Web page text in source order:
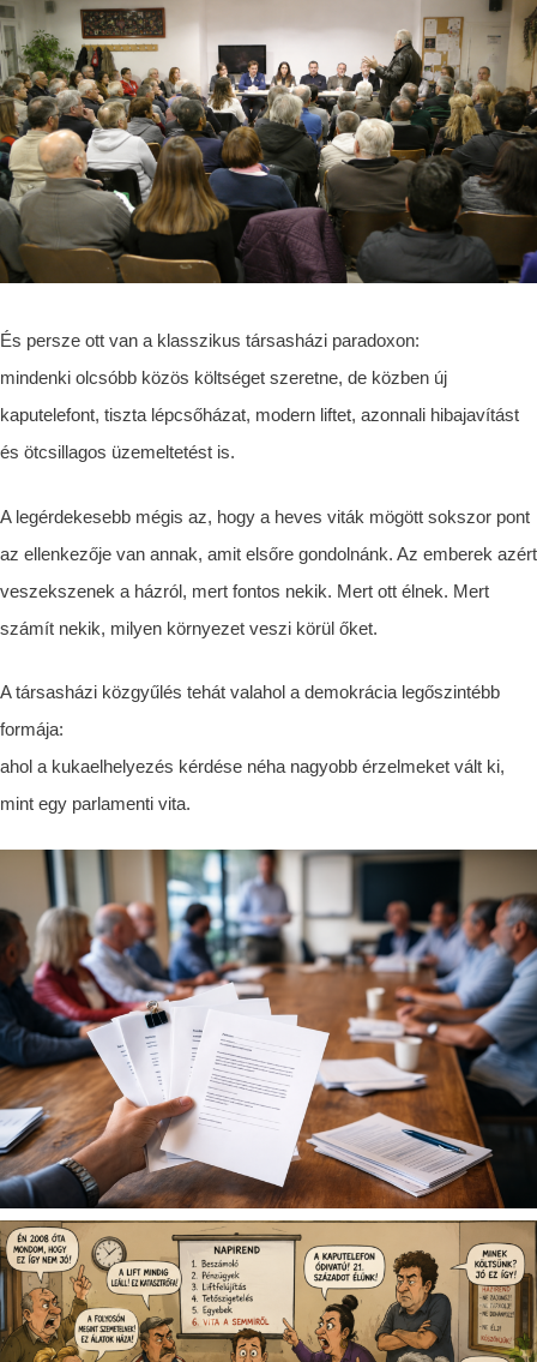
És persze ott van a klasszikus társasházi paradoxon:
mindenki olcsóbb közös költséget szeretne, de közben új
kaputelefont, tiszta lépcsőházat, modern liftet, azonnali hibajavítást
és ötcsillagos üzemeltetést is.
A legérdekesebb mégis az, hogy a heves viták mögött sokszor pont
az ellenkezője van annak, amit elsőre gondolnánk. Az emberek azért
veszekszenek a házról, mert fontos nekik. Mert ott élnek. Mert
számít nekik, milyen környezet veszi körül őket.
A társasházi közgyűlés tehát valahol a demokrácia legőszintébb
formája:
ahol a kukaelhelyezés kérdése néha nagyobb érzelmeket vált ki,
mint egy parlamenti vita.